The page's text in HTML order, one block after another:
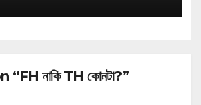
নাকি TH কোনটা?”